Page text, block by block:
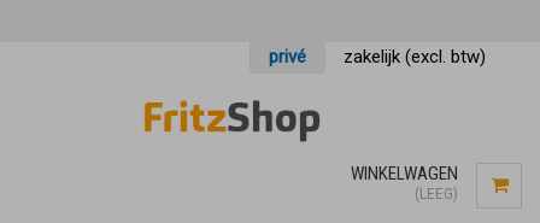
privé zakelijk (excl. btw)
WINKELWAGEN
(LEEG)